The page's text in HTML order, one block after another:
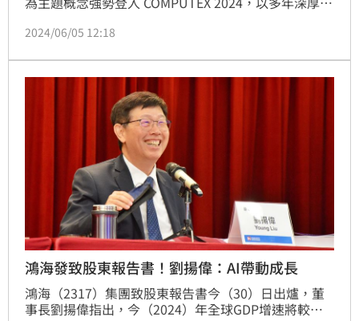
案，以極致效能滿足市場多元應用。 COMPUTEX 展期
品，包含高規格記憶體、高效能散熱方案、大容量儲存
裝置及工控自動化等全新產品。十銓今年特別針對全球
巨大 AI 革命浪潮推出輔助人工智慧
2024/06/05 12:18
鴻海發致股東報告書！劉揚偉：AI帶動成長
鴻海（2317）集團致股東報告書今（30）日出爐，董
事長劉揚偉指出，今（2024）年全球GDP增速將較去